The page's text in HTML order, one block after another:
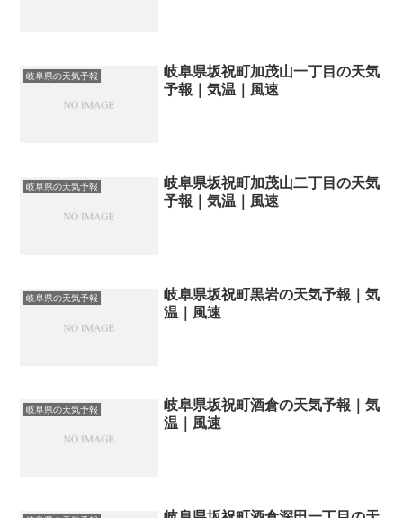
岐阜県の天気予報
岐阜県坂祝町加茂山一丁目の天気
予報｜気温｜風速
岐阜県の天気予報
岐阜県坂祝町加茂山二丁目の天気
予報｜気温｜風速
岐阜県の天気予報
岐阜県坂祝町黒岩の天気予報｜気
温｜風速
岐阜県の天気予報
岐阜県坂祝町酒倉の天気予報｜気
温｜風速